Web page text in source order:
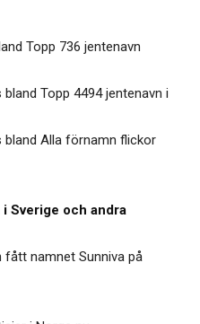
Topp 736 jentenavn
Topp 4494 jentenavn i
bland Alla förnamn flickor
Sverige och andra
fått namnet Sunniva på